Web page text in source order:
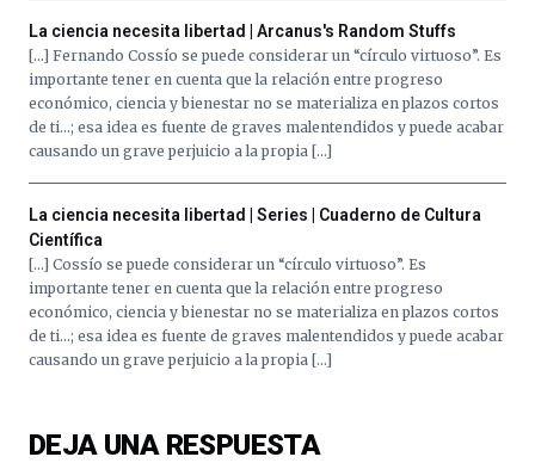
La ciencia necesita libertad | Arcanus's Random Stuffs
[…] Fernando Cossío se puede considerar un “círculo virtuoso”. Es
importante tener en cuenta que la relación entre progreso
económico, ciencia y bienestar no se materializa en plazos cortos
de ti…; esa idea es fuente de graves malentendidos y puede acabar
causando un grave perjuicio a la propia […]
La ciencia necesita libertad | Series | Cuaderno de Cultura
Científica
[…] Cossío se puede considerar un “círculo virtuoso”. Es
importante tener en cuenta que la relación entre progreso
económico, ciencia y bienestar no se materializa en plazos cortos
de ti…; esa idea es fuente de graves malentendidos y puede acabar
causando un grave perjuicio a la propia […]
DEJA UNA RESPUESTA